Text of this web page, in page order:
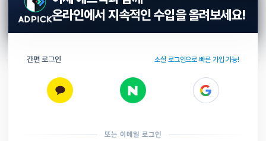
온라인에서 지속적인 수입을 올려보세요!
간편 로그인 소셜 로그인으로 빠른 가입 가능!
또는 이메일 로그인